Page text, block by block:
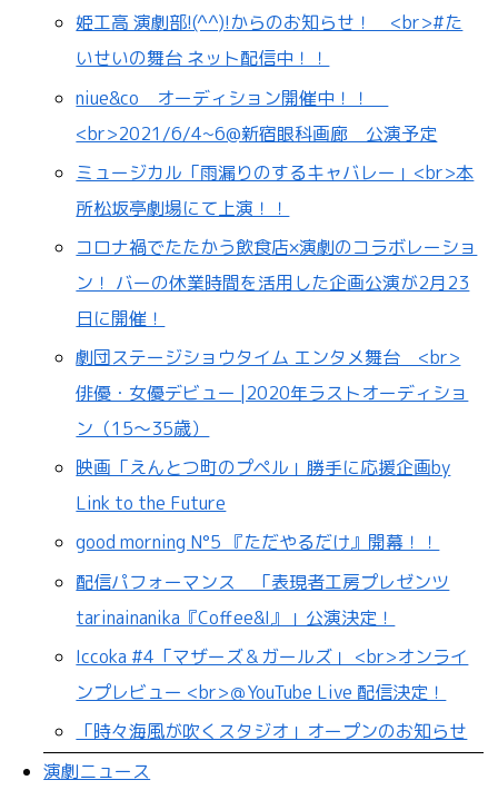
姫工高 演劇部!(^^)!からのお知らせ！ <br>#た
いせいの舞台 ネット配信中！！
niue&co オーディション開催中！！
<br>2021/6/4~6@新宿眼科画廊 公演予定
ミュージカル「雨漏りのするキャバレー」<br>本
所松坂亭劇場にて上演！！
コロナ禍でたたかう飲食店×演劇のコラボレーショ
ン！ バーの休業時間を活用した企画公演が2月23
日に開催！
劇団ステージショウタイム エンタメ舞台 <br>
俳優・女優デビュー |2020年ラストオーディショ
ン（15～35歳）
映画「えんとつ町のプペル」勝手に応援企画by
Link to the Future
good morning N°5 『ただやるだけ』開幕！！
配信パフォーマンス 「表現者工房プレゼンツ
tarinainanika『Coffee&I』」公演決定！
Iccoka #4「マザーズ＆ガールズ」 <br>オンライ
ンプレビュー <br>＠YouTube Live 配信決定！
「時々海風が吹くスタジオ」オープンのお知らせ
演劇ニュース